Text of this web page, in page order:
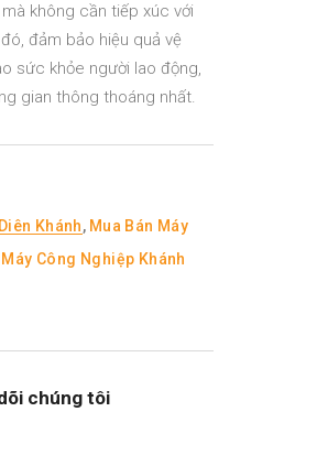
không cần tiếp xúc với
đảm bảo hiệu quả vệ
sức khỏe người lao động,
gian thông thoáng nhất.
Khánh, Mua Bán Máy
Máy Công Nghiệp Khánh
chúng tôi